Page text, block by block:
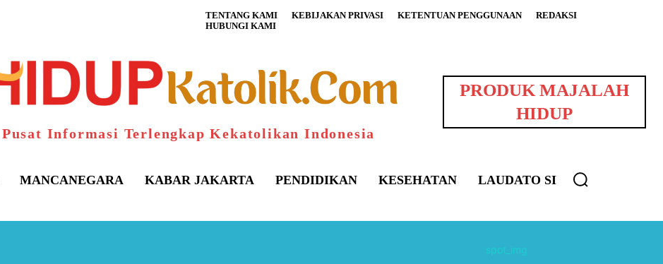
TENTANG KAMI KEBIJAKAN PRIVASI KETENTUAN PENGGUNAAN
REDAKSI
HUBUNGI KAMI
Pusat Informasi Terlengkap Kekatolikan Indonesia
PRODUK MAJALAH
HIDUP
MANCANEGARA KABAR JAKARTA PENDIDIKAN KESEHATAN LAUDATO SI